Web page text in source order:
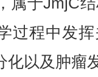
过程中发
化以及肿瘤